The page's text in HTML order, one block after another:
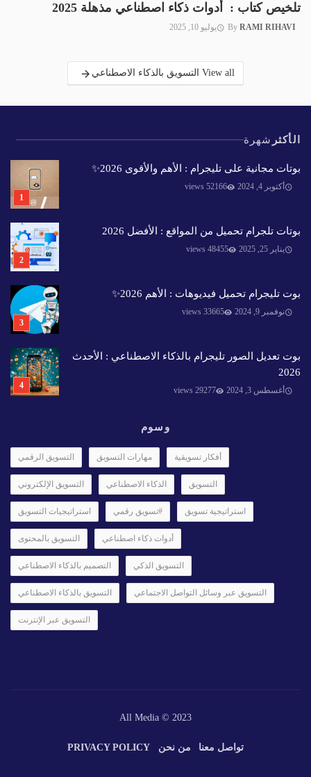
تلخيص كتاب : أدوات ذكاء اصطناعي مذهلة 2025
By RAMI RIHAVI يوليو 10, 2025
View all التسويق بالذكاء الاصطناعي
الأكثر شهرة
بوتات مجانية على تليجرام : الأهم والأقوى 2026✨️
أكتوبر 4, 2024 52166 views
بوتات تلجرام تحميل من المواقع : الأفضل 2026
يناير 25, 2025 48455 views
بوت تليجرام تحميل فيديوهات : الأهم 2026✨️
نوفمبر 9, 2024 33665 views
بوت تعديل الصور تليجرام بالذكاء الاصطناعي : الأحدث
2026
أغسطس 3, 2024 29277 views
وسوم
التسويق الرقمي مهارات التسويق أفكار تسويقية
التسويق الإلكتروني الذكاء الاصطناعي التسويق
استراتيجيات التسويق #تسويق رقمي استراتيجية تسويق
التسويق بالمحتوى أدوات ذكاء اصطناعي
التصميم بالذكاء الاصطناعي التسويق الذكي
التسويق بالذكاء الاصطناعي التسويق عبر وسائل التواصل الاجتماعي
التسويق عبر الإنترنت
All Media © 2023
تواصل معنا من نحن PRIVACY POLICY